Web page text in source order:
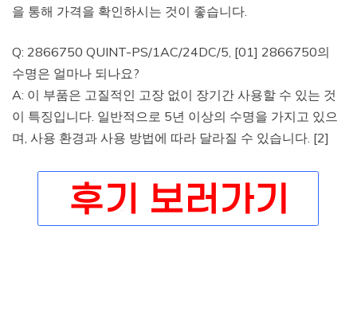
을 통해 가격을 확인하시는 것이 좋습니다.
Q: 2866750 QUINT-PS/1AC/24DC/5, [01] 2866750의
수명은 얼마나 되나요?
A: 이 부품은 고질적인 고장 없이 장기간 사용할 수 있는 것
이 특징입니다. 일반적으로 5년 이상의 수명을 가지고 있으
며, 사용 환경과 사용 방법에 따라 달라질 수 있습니다. [2]